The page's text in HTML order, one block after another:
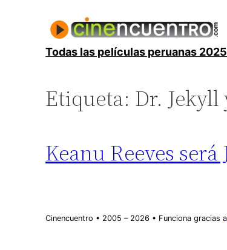
contenidoTodas las películas peruanas 2025
Etiqueta: Dr.
Keanu Reeves
Cinencuentro • 2005 – 2026 • Funciona gracias